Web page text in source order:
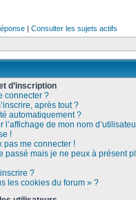
| Consulter les sujets actifs
d’inscription
connecter ?
après tout ?
automatiquement ?
l’affichage de mon nom
!
pas me connecter !
passé mais je ne peux à présent
?
les cookies du forum » ?